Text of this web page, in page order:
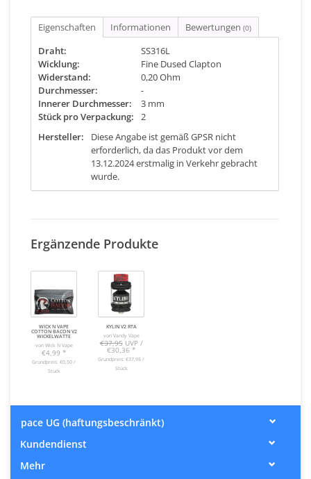
Eigenschaften Informationen Bewertungen (0)
Draht:
SS316L
Wicklung:
Fine Dused Clapton
Widerstand:
0,20 Ohm
Durchmesser:
-
Innerer Durchmesser:
3 mm
Stück pro Verpackung:
2
Hersteller:
Diese Angabe ist gemäß GPSR nicht
erforderlich, da das Produkt vor dem
13.12.2024 erstmalig in Verkehr gebracht
wurde.
Ergänzende Produkte
WICK N VAPE
COTTON BACON V2
WICKELWATTE
von Wick N Vape
€4,99 *
Grundpreis: €0,50 /
Stück
KYLIN V2 RTA
von Vandy Vape
€37,95 UVP /
€30,36 *
Grundpreis: €37,95 /
Stück
pace UG (haftungsbeschränkt)
Kundendienst
Mehr